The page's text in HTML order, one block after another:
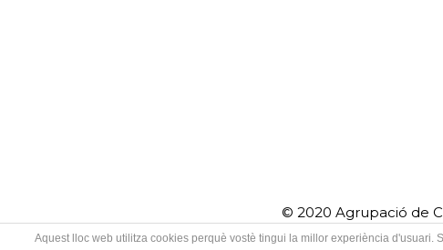
© 2020 Agrupació de
Aquest lloc web utilitza cookies perquè vostè tingui la millor experiència